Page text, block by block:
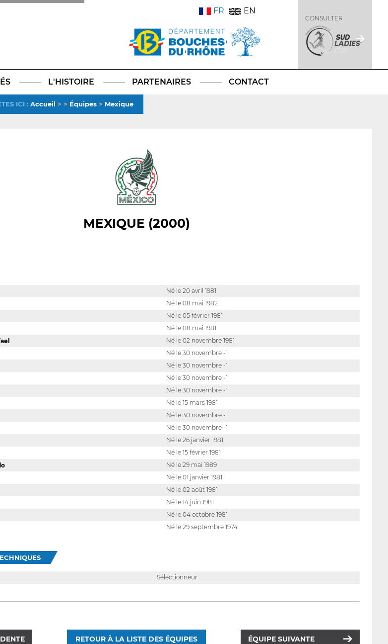
TikTokLinkedIn
X
FR EN
CONSULTER
L'HISTOIRE PARTENAIRES CONTACT
ICI : Accueil > > Équipes > Mexique
MEXIQUE (2000)
Né le 20 avril 1981
Né le 08 mai 1982
Né le 05 février 1981
Né le 08 mai 1981
Né le 02 novembre 1981
Né le 30 novembre -1
Né le 30 novembre -1
Né le 30 novembre -1
Né le 30 novembre -1
Né le 15 mars 1981
Né le 30 novembre -1
Né le 30 novembre -1
Né le 26 janvier 1981
Né le 15 février 1981
Né le 29 mai 1989
Né le 01 janvier 1981
Né le 02 août 1981
Né le 14 juin 1981
Né le 04 octobre 1981
Né le 29 septembre 1974
Sélectionneur
RETOUR À LA LISTE DES ÉQUIPES ÉQUIPE SUIVANTE